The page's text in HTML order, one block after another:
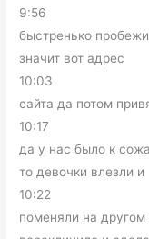
9:56
быстренько
значит вот адрес
10:03
сайта да потом
10:17
да у нас было к
то девочки влезли и
10:22
поменяли на другом